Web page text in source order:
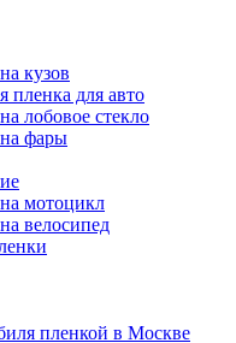
кузов
пленка для авто
лобовое стекло
фары
мотоцикл
велосипед
пленкой в Москве